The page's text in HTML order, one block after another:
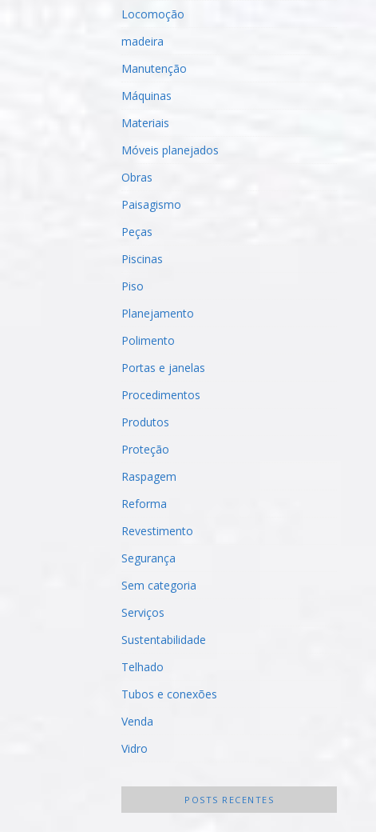
Locomoção
madeira
Manutenção
Máquinas
Materiais
Móveis planejados
Obras
Paisagismo
Peças
Piscinas
Piso
Planejamento
Polimento
Portas e janelas
Procedimentos
Produtos
Proteção
Raspagem
Reforma
Revestimento
Segurança
Sem categoria
Serviços
Sustentabilidade
Telhado
Tubos e conexões
Venda
Vidro
POSTS RECENTES